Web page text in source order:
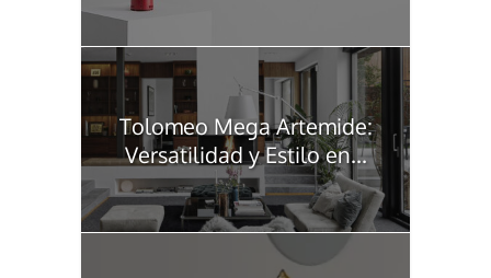
Tolomeo Mega Artemide:
Versatilidad y Estilo en...